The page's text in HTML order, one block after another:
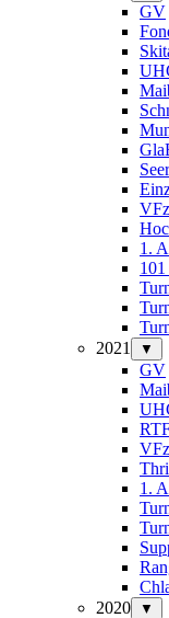
GV
1.
2021
▼
GV
1.
2020
▼